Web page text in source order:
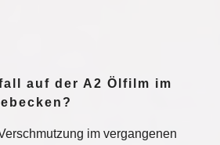
auf der A2 Ölfilm im
im vergangenen